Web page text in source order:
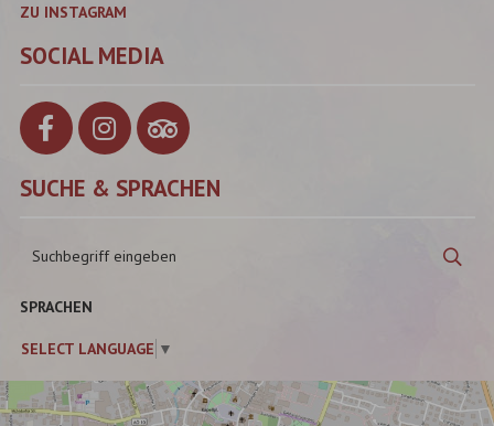
ZU INSTAGRAM
SOCIAL MEDIA
SUCHE & SPRACHEN
SPRACHEN
SELECT LANGUAGE ▼